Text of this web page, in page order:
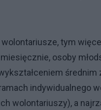
tym
osoby
indywidualnego
wolontariuszy), a